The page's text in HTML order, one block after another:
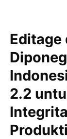
Editage
2.2